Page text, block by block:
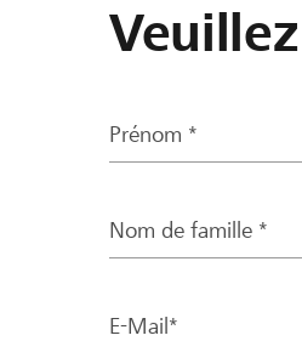
Prénom *
Nom de famille *
E-Mail*